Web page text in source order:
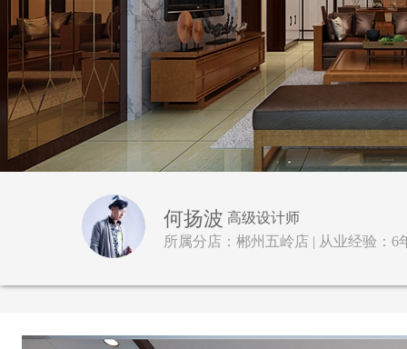
何扬波 高级设计师
所属分店：郴州五岭店 | 从业经验：6